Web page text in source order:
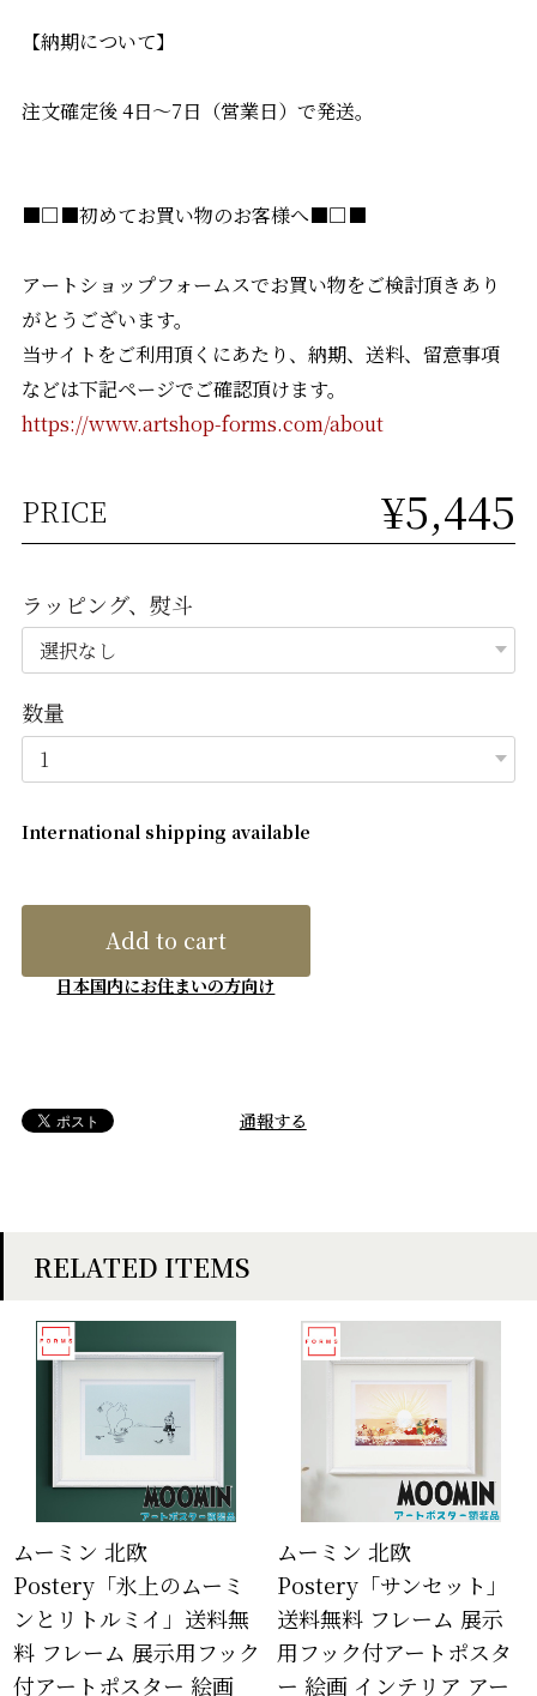
【納期について】
注文確定後 4日〜7日（営業日）で発送。
■□■初めてお買い物のお客様へ■□■
アートショップフォームスでお買い物をご検討頂きあり
がとうございます。
当サイトをご利用頂くにあたり、納期、送料、留意事項
などは下記ページでご確認頂けます。
https://www.artshop-forms.com/about
PRICE ¥5,445
ラッピング、熨斗
数量
International shipping available
Add to cart
日本国内にお住まいの方向け
通報する
RELATED ITEMS
ムーミン 北欧
Postery「氷上のムーミ
ンとリトルミイ」送料無
料 フレーム 展示用フック
付アートポスター 絵画
ムーミン 北欧
Postery「サンセット」
送料無料 フレーム 展示
用フック付アートポスタ
ー 絵画 インテリア アー